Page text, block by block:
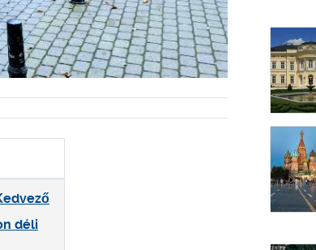
déli